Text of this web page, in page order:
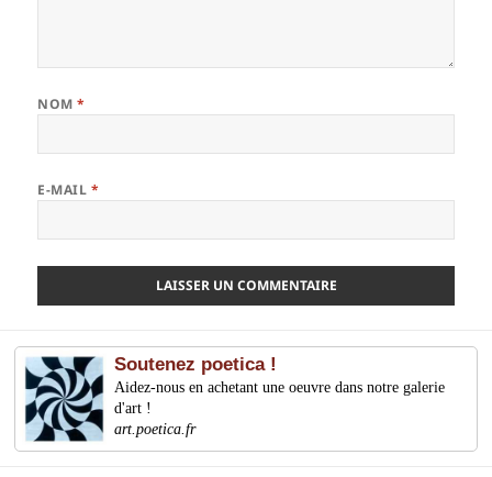
NOM*
E-MAIL *
Soutenez poetica !
Aidez-nous en achetant une oeuvre dans notre galerie
d'art !
art.poetica.fr